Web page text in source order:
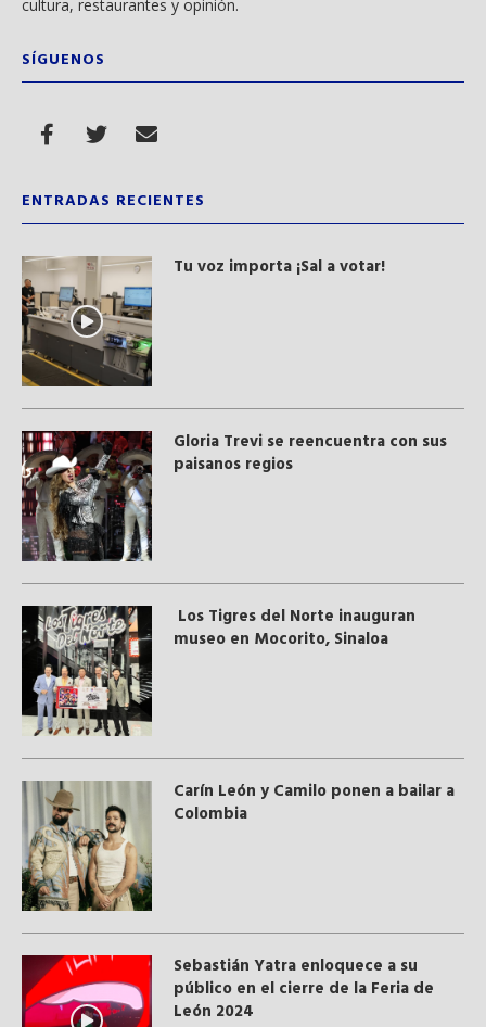
cultura, restaurantes y opinión.
SÍGUENOS
ENTRADAS RECIENTES
Tu voz importa ¡Sal a votar!
Gloria Trevi se reencuentra con sus
paisanos regios
Los Tigres del Norte inauguran
museo en Mocorito, Sinaloa
Carín León y Camilo ponen a bailar a
Colombia
Sebastián Yatra enloquece a su
público en el cierre de la Feria de
León 2024